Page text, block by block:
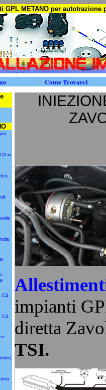
METANO per autotrazione
Come Trovarci
in
C4
C3
impianti
diretta
TSI.